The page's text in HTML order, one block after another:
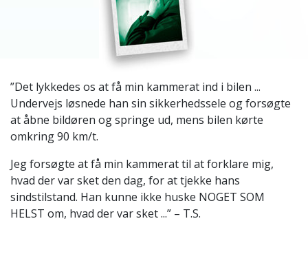
”Det lykkedes os at få min kammerat ind i bilen ...
Undervejs løsnede han sin sikkerhedssele og forsøgte
at åbne bildøren og springe ud, mens bilen kørte
omkring 90 km/t.
Jeg forsøgte at få min kammerat til at forklare mig,
hvad der var sket den dag, for at tjekke hans
sindstilstand. Han kunne ikke huske NOGET SOM
HELST om, hvad der var sket ...” – T.S.